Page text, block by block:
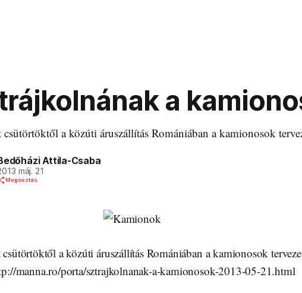
a
csütörtöktől a közúti áruszállítás Romániában a kamionosok
Attila-Csaba
máj. 21
Megosztás
a közúti áruszállítás Romániában a kamionosok
manna.ro/porta/sztrajkolnanak-a-kamionosok-2013-05-21.html